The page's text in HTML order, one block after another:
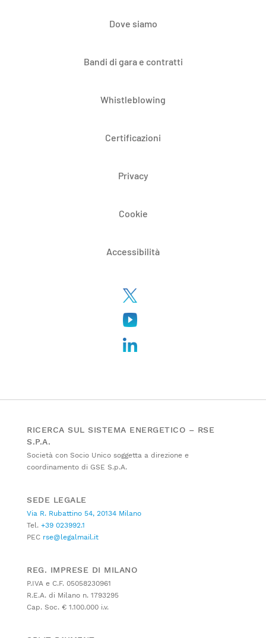
Dove siamo
Bandi di gara e contratti
Whistleblowing
Certificazioni
Privacy
Cookie
Accessibilità
RICERCA SUL SISTEMA ENERGETICO – RSE
S.P.A.
Società con Socio Unico soggetta a direzione e
coordinamento di GSE S.p.A.
SEDE LEGALE
Via R. Rubattino 54, 20134 Milano
Tel. +39 023992.1
PEC rse@legalmail.it
REG. IMPRESE DI MILANO
P.IVA e C.F. 05058230961
R.E.A. di Milano n. 1793295
Cap. Soc. € 1.100.000 i.v.